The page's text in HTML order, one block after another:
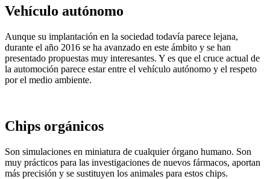
Vehículo autónomo
Aunque su implantación en la sociedad todavía parece lejana,
durante el año 2016 se ha avanzado en este ámbito y se han
presentado propuestas muy interesantes. Y es que el cruce actual de
la automoción parece estar entre el vehículo autónomo y el respeto
por el medio ambiente.
Chips orgánicos
Son simulaciones en miniatura de cualquier órgano humano. Son
muy prácticos para las investigaciones de nuevos fármacos, aportan
más precisión y se sustituyen los animales para estos chips.